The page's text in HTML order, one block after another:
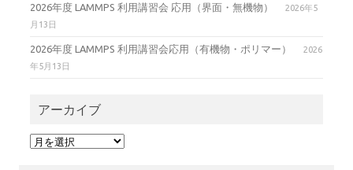
2026年度 LAMMPS 利用講習会 応用（界面・無機物）
2026年5
月13日
2026年度 LAMMPS 利用講習会応用（有機物・ポリマー）
2026
年5月13日
アーカイブ
ア